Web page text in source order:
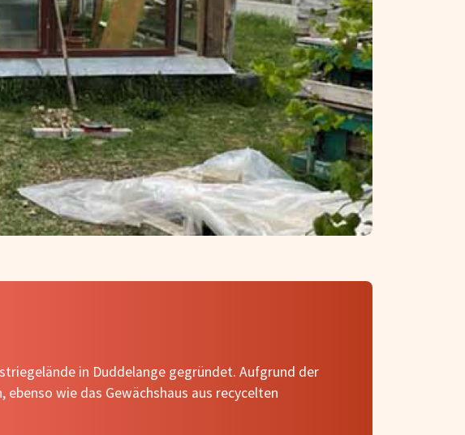
in Duddelange gegründet. Aufgrund der
wie das Gewächshaus aus recycelten